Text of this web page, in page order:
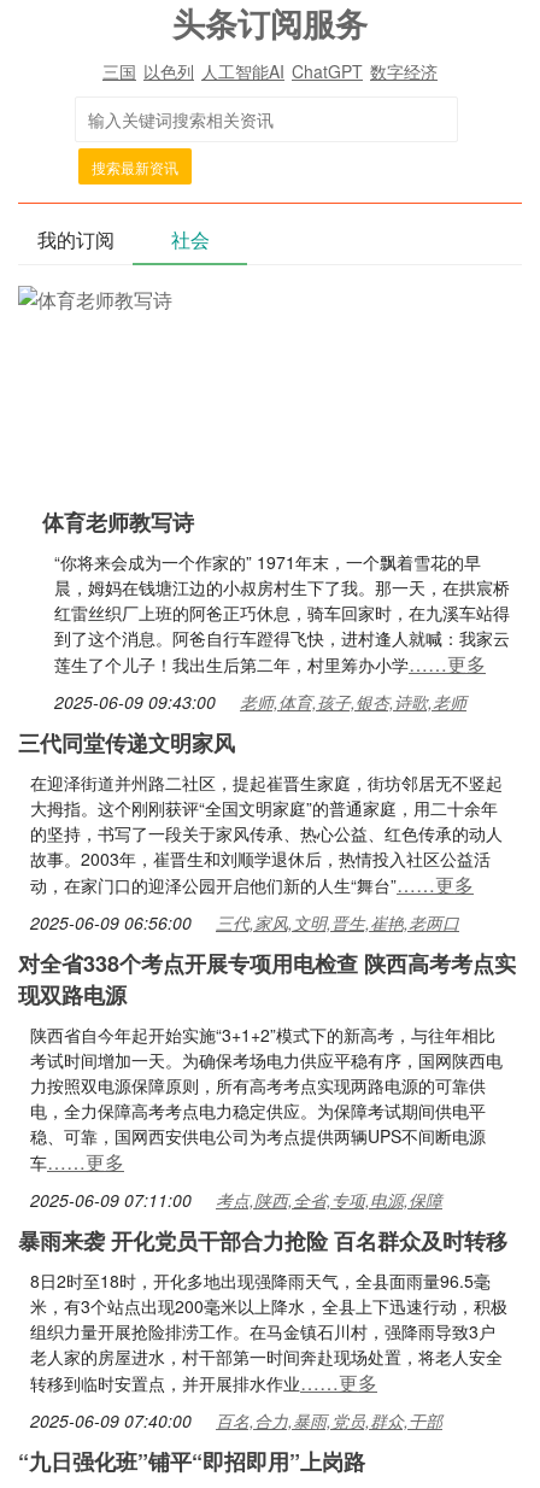
头条订阅服务
三国 以色列 人工智能AI ChatGPT 数字经济
搜索最新资讯
我的订阅 社会
体育老师教写诗
“你将来会成为一个作家的” 1971年末，一个飘着雪花的早
晨，姆妈在钱塘江边的小叔房村生下了我。那一天，在拱宸桥
红雷丝织厂上班的阿爸正巧休息，骑车回家时，在九溪车站得
到了这个消息。阿爸自行车蹬得飞快，进村逢人就喊：我家云
莲生了个儿子！我出生后第二年，村里筹办小学……更多
2025-06-09 09:43:00 老师,体育,孩子,银杏,诗歌,老师
三代同堂传递文明家风
在迎泽街道并州路二社区，提起崔晋生家庭，街坊邻居无不竖起
大拇指。这个刚刚获评“全国文明家庭”的普通家庭，用二十余年
的坚持，书写了一段关于家风传承、热心公益、红色传承的动人
故事。2003年，崔晋生和刘顺学退休后，热情投入社区公益活
动，在家门口的迎泽公园开启他们新的人生“舞台”……更多
2025-06-09 06:56:00 三代,家风,文明,晋生,崔艳,老两口
对全省338个考点开展专项用电检查 陕西高考考点实
现双路电源
陕西省自今年起开始实施“3+1+2”模式下的新高考，与往年相比
考试时间增加一天。为确保考场电力供应平稳有序，国网陕西电
力按照双电源保障原则，所有高考考点实现两路电源的可靠供
电，全力保障高考考点电力稳定供应。为保障考试期间供电平
稳、可靠，国网西安供电公司为考点提供两辆UPS不间断电源
车……更多
2025-06-09 07:11:00 考点,陕西,全省,专项,电源,保障
暴雨来袭 开化党员干部合力抢险 百名群众及时转移
8日2时至18时，开化多地出现强降雨天气，全县面雨量96.5毫
米，有3个站点出现200毫米以上降水，全县上下迅速行动，积极
组织力量开展抢险排涝工作。在马金镇石川村，强降雨导致3户
老人家的房屋进水，村干部第一时间奔赴现场处置，将老人安全
转移到临时安置点，并开展排水作业……更多
2025-06-09 07:40:00 百名,合力,暴雨,党员,群众,干部
“九日强化班”铺平“即招即用”上岗路